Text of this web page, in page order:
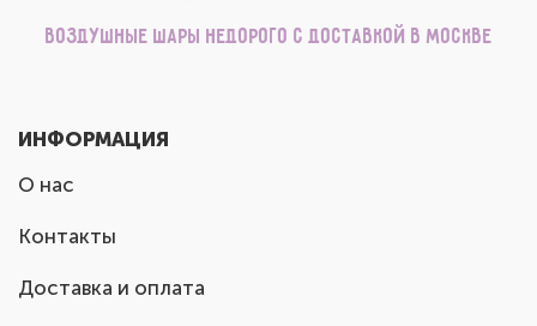
Воздушные шары недорого с доставкой в Москве
ИНФОРМАЦИЯ
О нас
Контакты
Доставка и оплата